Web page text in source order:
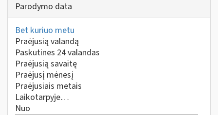
Parodymo data
Bet kuriuo metu
Praėjusią valandą
Paskutines 24 valandas
Praėjusią savaitę
Praėjusį mėnesį
Praėjusiais metais
Laikotarpyje…
Nuo